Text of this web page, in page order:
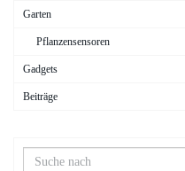
Garten
Pflanzensensoren
Gadgets
Beiträge